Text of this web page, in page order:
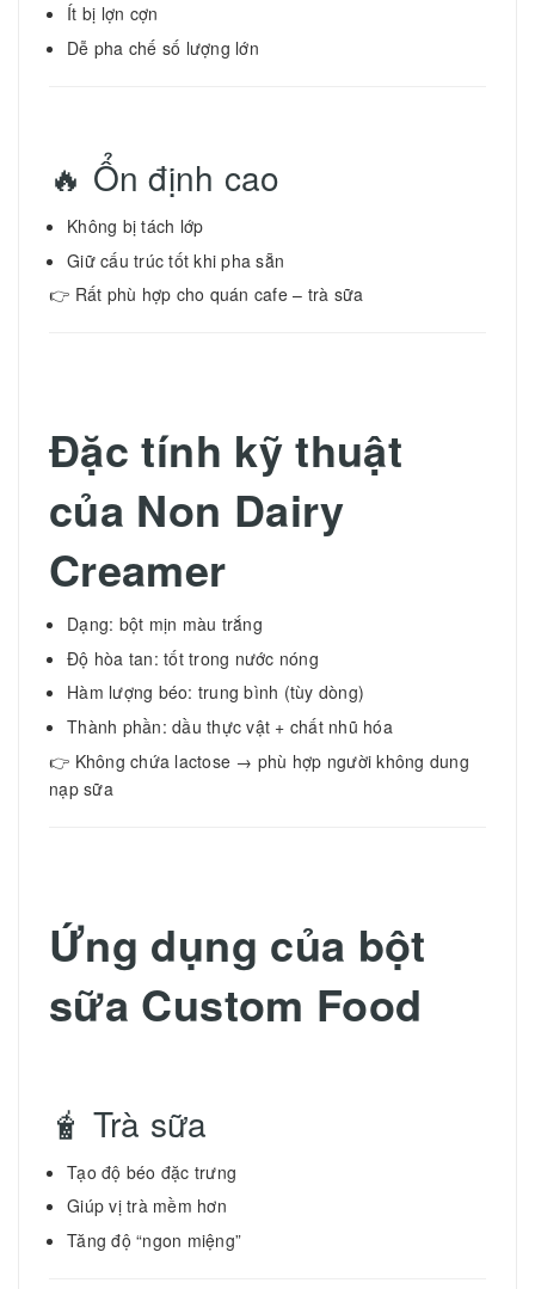
Ít bị lợn cợn
Dễ pha chế số lượng lớn
🔥 Ổn định cao
Không bị tách lớp
Giữ cấu trúc tốt khi pha sẵn
👉 Rất phù hợp cho quán cafe – trà sữa
Đặc tính kỹ thuật
của Non Dairy
Creamer
Dạng: bột mịn màu trắng
Độ hòa tan: tốt trong nước nóng
Hàm lượng béo: trung bình (tùy dòng)
Thành phần: dầu thực vật + chất nhũ hóa
👉 Không chứa lactose → phù hợp người không dung
nạp sữa
Ứng dụng của bột
sữa Custom Food
🧋 Trà sữa
Tạo độ béo đặc trưng
Giúp vị trà mềm hơn
Tăng độ “ngon miệng”